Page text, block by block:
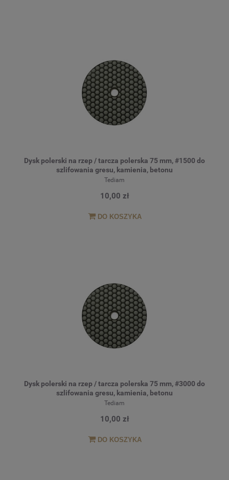
Dysk polerski na rzep / tarcza polerska 75 mm, #1500 do
szlifowania gresu, kamienia, betonu
Tediam
10,00 zł
DO KOSZYKA
Dysk polerski na rzep / tarcza polerska 75 mm, #3000 do
szlifowania gresu, kamienia, betonu
Tediam
10,00 zł
DO KOSZYKA